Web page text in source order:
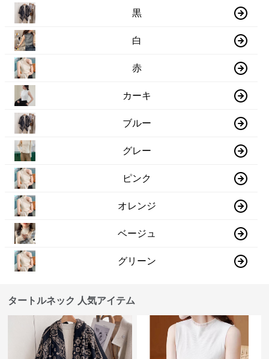
黒
白
赤
カーキ
ブルー
グレー
ピンク
オレンジ
ベージュ
グリーン
タートルネック 人気アイテム